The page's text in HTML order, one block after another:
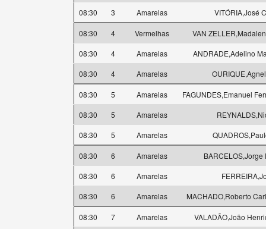
08:30
3 Amarelas VITÓRIA,José
08:30 4 Vermelhas
VAN
08:30
4 Amarelas
ANDRADE,Adelino
08:30
4 Amarelas
08:30 5 Amarelas
FAGUNDES,Emanuel
08:30
5 Amarelas
08:30
5 Amarelas
08:30 6 Amarelas
BARCELOS,Jorge
08:30
6 Amarelas
08:30
6 Amarelas MACHADO,Roberto
08:30 7 Amarelas
VALADÃO,João